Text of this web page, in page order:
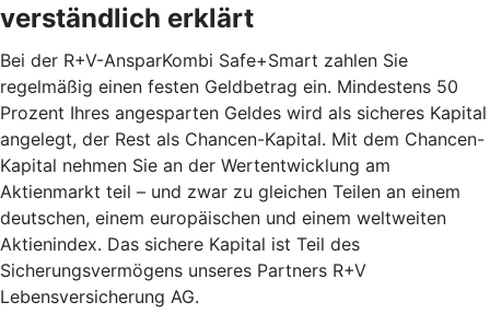
verständlich erklärt
Bei der R+V-AnsparKombi Safe+Smart zahlen Sie
regelmäßig einen festen Geldbetrag ein. Mindestens 50
Prozent Ihres angesparten Geldes wird als sicheres Kapital
angelegt, der Rest als Chancen-Kapital. Mit dem Chancen-
Kapital nehmen Sie an der Wertentwicklung am
Aktienmarkt teil – und zwar zu gleichen Teilen an einem
deutschen, einem europäischen und einem weltweiten
Aktienindex. Das sichere Kapital ist Teil des
Sicherungsvermögens unseres Partners R+V
Lebensversicherung AG.